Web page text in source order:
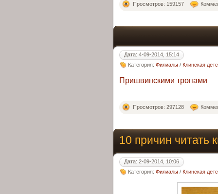
Просмотров: 159157
Дата: 4-09-2014, 15:14
Категория: Филиалы / Клинская
Пришвинскими тропами
Просмотров: 297128
10 причин читать
Дата: 2-09-2014, 10:06
Категория: Филиалы / Клинская